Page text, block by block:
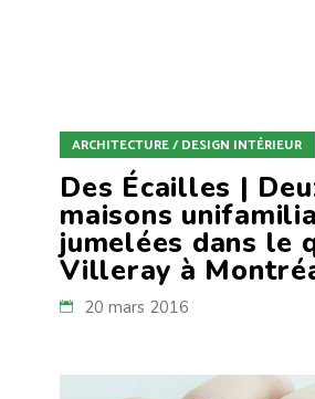
ARCHITECTURE / DESIGN INTÉRIEUR
Des Écailles |
maisons
jumelées dans le
Villeray à
20 mars 2016